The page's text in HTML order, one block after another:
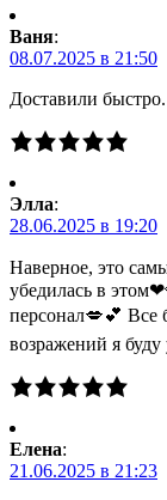
Ваня:
08.07.2025 в 21:50
Доставили
Элла:
28.06.2025 в 19:20
Наверное, это
убедилась в
персонал💋💕 Все
возражений я буду
Елена:
21.06.2025 в 21:23